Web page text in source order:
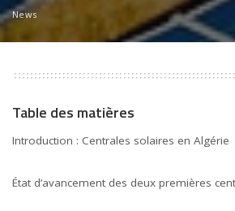
News
Table des matières
Introduction : Centrales solaires en Algérie
État d’avancement des deux premières